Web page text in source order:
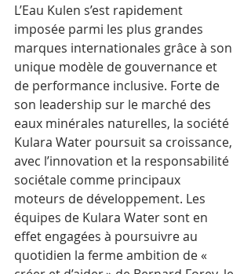
L’Eau Kulen s’est rapidement
imposée parmi les plus grandes
marques internationales grâce à son
unique modèle de gouvernance et
de performance inclusive. Forte de
son leadership sur le marché des
eaux minérales naturelles, la société
Kulara Water poursuit sa croissance,
avec l’innovation et la responsabilité
sociétale comme principaux
moteurs de développement. Les
équipes de Kulara Water sont en
effet engagées à poursuivre au
quotidien la ferme ambition de «